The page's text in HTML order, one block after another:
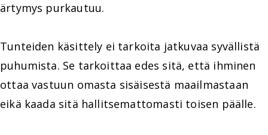
ärtymys purkautuu.
Tunteiden käsittely ei tarkoita jatkuvaa syvällistä
puhumista. Se tarkoittaa edes sitä, että ihminen
ottaa vastuun omasta sisäisestä maailmastaan
eikä kaada sitä hallitsemattomasti toisen päälle.